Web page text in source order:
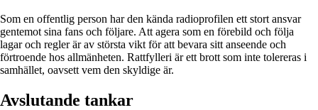
Som en offentlig person har den kända radioprofilen ett stort ansvar
gentemot sina fans och följare. Att agera som en förebild och följa
lagar och regler är av största vikt för att bevara sitt anseende och
förtroende hos allmänheten. Rattfylleri är ett brott som inte tolereras i
samhället, oavsett vem den skyldige är.
Avslutande tankar